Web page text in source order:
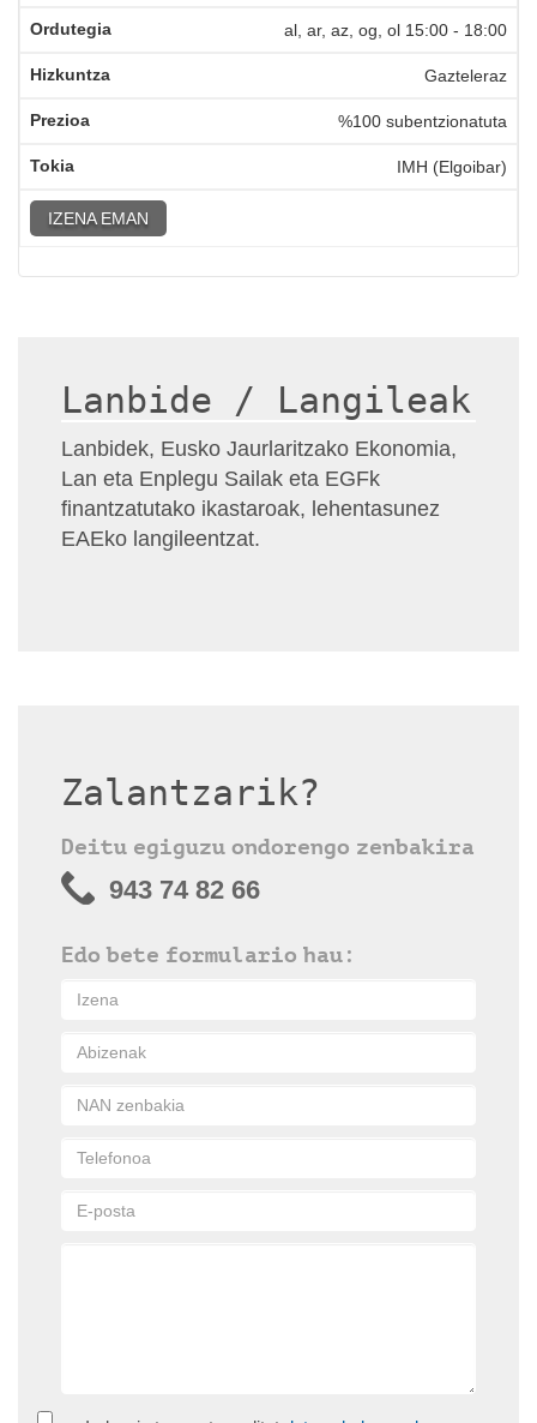
al, ar, az, og, ol 15:00 - 18:00
Gazteleraz
%100 subentzionatuta
IMH (Elgoibar)
IZENA EMAN
Lanbide / Langileak
Lanbidek, Eusko Jaurlaritzako Ekonomia,
Lan eta Enplegu Sailak eta EGFk
finantzatutako ikastaroak, lehentasunez
EAEko langileentzat.
Zalantzarik?
Deitu egiguzu ondorengo zenbakira
943 74 82 66
Edo bete formulario hau: